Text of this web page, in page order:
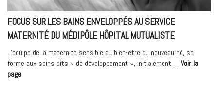
prise
en
charge
des
patientes
ayant
FOCUS SUR LES BAINS ENVELOPPÉS AU SERVICE
MATERNITÉ DU MÉDIPÔLE HÔPITAL MUTUALISTE
L’équipe de la maternité sensible au bien-être du nouveau né, se
forme aux soins dits « de développement », initialement … Voir la
page« Focus